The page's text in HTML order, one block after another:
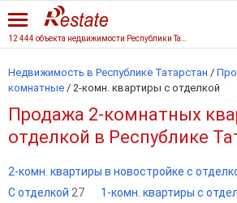
Недвижимость в Республике Татарстан /
комнатные / 2-комн. квартиры с отделкой
Продажа 2-комнатных
отделкой в Республике
2-комн. квартиры в новостройке с
С отделкой 27 1-комн. квартиры с